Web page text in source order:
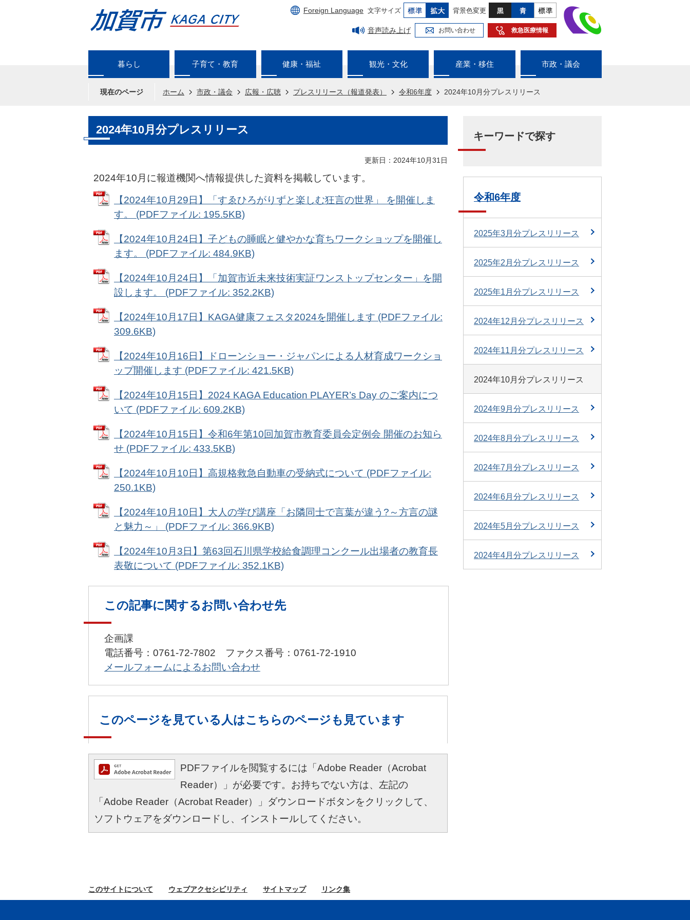
Foreign Language 文字サイズ 背景色変更
音声読み上げ お問い合わせ 救急医療情報
暮らし 子育て・教育 健康・福祉 観光・文化 産業・移住 市政・議会
現在のページ ホーム 市政・議会 広報・広聴 プレスリリース（報道発表） 令和6年度 2024年10月分プレスリリース
2024年10月分プレスリリース
更新日：2024年10月31日
2024年10月に報道機関へ情報提供した資料を掲載しています。
【2024年10月29日】「すゑひろがりずと楽しむ狂言の世界」 を開催しま
す。 (PDFファイル: 195.5KB)
【2024年10月24日】子どもの睡眠と健やかな育ちワークショップを開催し
ます。 (PDFファイル: 484.9KB)
【2024年10月24日】「加賀市近未来技術実証ワンストップセンター」を開
設します。 (PDFファイル: 352.2KB)
【2024年10月17日】KAGA健康フェスタ2024を開催します (PDFファイル:
309.6KB)
【2024年10月16日】ドローンショー・ジャパンによる人材育成ワークショ
ップ開催します (PDFファイル: 421.5KB)
【2024年10月15日】2024 KAGA Education PLAYER’s Day のご案内につ
いて (PDFファイル: 609.2KB)
【2024年10月15日】令和6年第10回加賀市教育委員会定例会 開催のお知ら
せ (PDFファイル: 433.5KB)
【2024年10月10日】高規格救急自動車の受納式について (PDFファイル:
250.1KB)
【2024年10月10日】大人の学び講座「お隣同士で言葉が違う?～方言の謎
と魅力～」 (PDFファイル: 366.9KB)
【2024年10月3日】第63回石川県学校給食調理コンクール出場者の教育長
表敬について (PDFファイル: 352.1KB)
この記事に関するお問い合わせ先
企画課
電話番号：0761-72-7802 ファクス番号：0761-72-1910
メールフォームによるお問い合わせ
このページを見ている人はこちらのページも見ています
PDFファイルを閲覧するには「Adobe Reader（Acrobat
Reader）」が必要です。お持ちでない方は、左記の
「Adobe Reader（Acrobat Reader）」ダウンロードボタンをクリックして、
ソフトウェアをダウンロードし、インストールしてください。
キーワードで探す
令和6年度
2025年3月分プレスリリース
2025年2月分プレスリリース
2025年1月分プレスリリース
2024年12月分プレスリリース
2024年11月分プレスリリース
2024年10月分プレスリリース
2024年9月分プレスリリース
2024年8月分プレスリリース
2024年7月分プレスリリース
2024年6月分プレスリリース
2024年5月分プレスリリース
2024年4月分プレスリリース
このサイトについて ウェブアクセシビリティ サイトマップ リンク集